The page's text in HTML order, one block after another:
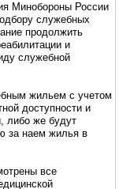
Минобороны России
служебных
продолжить
и
служебной
жильем с учетом
доступности и
либо же будут
за наем жилья в
все